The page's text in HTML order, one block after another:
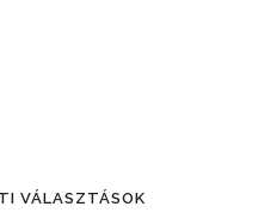
VÁLASZTÁSOK